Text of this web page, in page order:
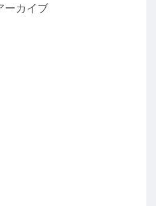
ーカイブ